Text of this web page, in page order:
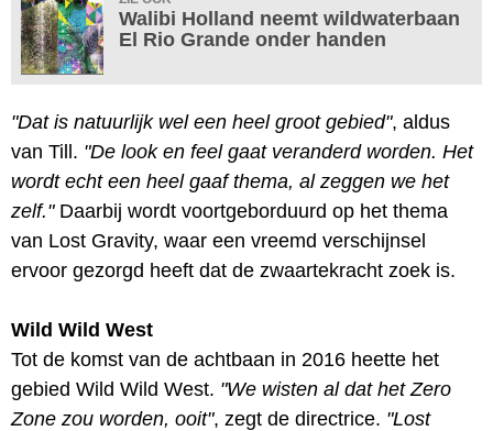
Walibi Holland neemt wildwaterbaan
El Rio Grande onder handen
"Dat is natuurlijk wel een heel groot gebied", aldus
van Till. "De look en feel gaat veranderd worden. Het
wordt echt een heel gaaf thema, al zeggen we het
zelf."Daarbij wordt voortgeborduurd op het thema
van Lost Gravity, waar een vreemd verschijnsel
ervoor gezorgd heeft dat de zwaartekracht zoek is.
Wild Wild West
Tot de komst van de achtbaan in 2016 heette het
gebied Wild Wild West. "We wisten al dat het Zero
Zone zou worden, ooit", zegt de directrice. "Lost